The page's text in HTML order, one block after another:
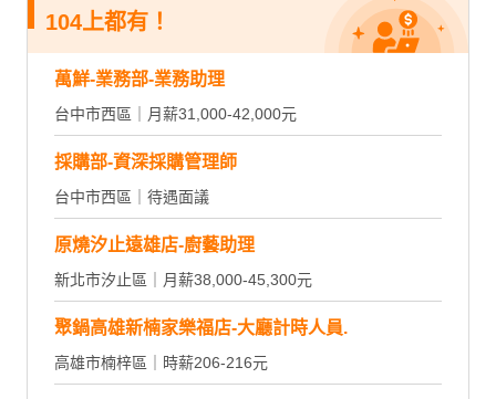
104上都有！
萬鮮-業務部-業務助理
台中市西區｜月薪31,000-42,000元
採購部-資深採購管理師
台中市西區｜待遇面議
原燒汐止遠雄店-廚藝助理
新北市汐止區｜月薪38,000-45,300元
聚鍋高雄新楠家樂福店-大廳計時人員.
高雄市楠梓區｜時薪206-216元